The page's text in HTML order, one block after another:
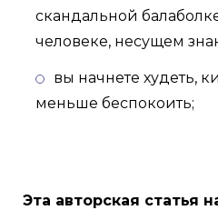
скандальной
человеке, несущем
вы начнете худеть,
меньше беспокоить;
Эта авторская статья